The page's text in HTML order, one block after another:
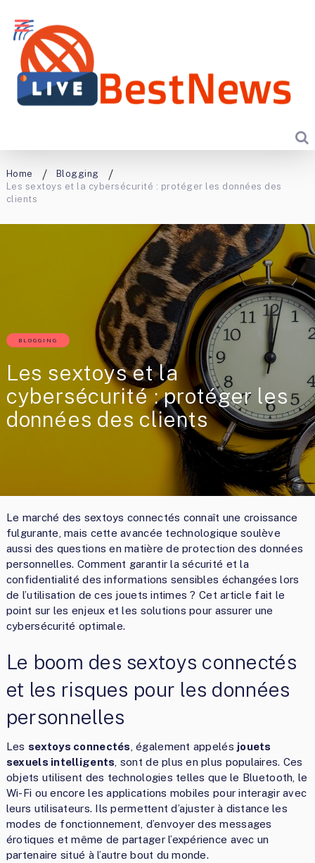
Home
Blogging
Les sextoys et la cybersécurité : protéger les données des
clients
BLOGGING
Les sextoys et la
cybersécurité : protéger les
données des clients
Le marché des sextoys connectés connaît une croissance
fulgurante, mais cette avancée technologique soulève
aussi des questions en matière de protection des données
personnelles. Comment garantir la sécurité et la
confidentialité des informations sensibles échangées lors
de l’utilisation de ces jouets intimes ? Cet article fait le
point sur les enjeux et les solutions pour assurer une
cybersécurité optimale.
Le boom des sextoys connectés
et les risques pour les données
personnelles
Les sextoys connectés , également appelés jouets
sexuels intelligents , sont de plus en plus populaires. Ces
objets utilisent des technologies telles que le Bluetooth, le
Wi-Fi ou encore les applications mobiles pour interagir avec
leurs utilisateurs. Ils permettent d’ajuster à distance les
modes de fonctionnement, d’envoyer des messages
érotiques et même de partager l’expérience avec un
partenaire situé à l’autre bout du monde.